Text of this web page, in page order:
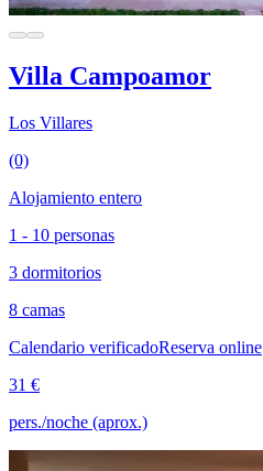
Villa Campoamor
Los Villares
(0)
Alojamiento entero
1 - 10 personas
3 dormitorios
8 camas
Calendario verificadoReserva online
31 €
pers./noche (aprox.)